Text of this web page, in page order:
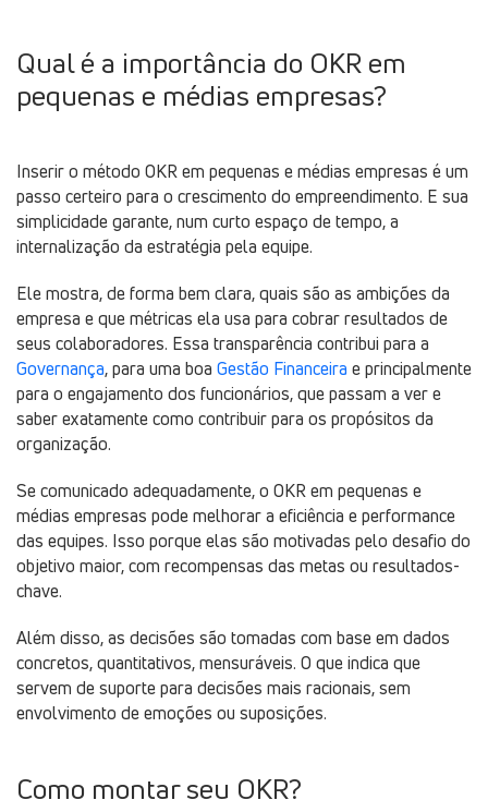
Qual é a importância do OKR em
pequenas e médias empresas?
Inserir o método OKR em pequenas e médias empresas é um
passo certeiro para o crescimento do empreendimento. E sua
simplicidade garante, num curto espaço de tempo, a
internalização da estratégia pela equipe.
Ele mostra, de forma bem clara, quais são as ambições da
empresa e que métricas ela usa para cobrar resultados de
seus colaboradores. Essa transparência contribui para a
Governança, para uma boa Gestão Financeira e principalmente
para o engajamento dos funcionários, que passam a ver e
saber exatamente como contribuir para os propósitos da
organização.
Se comunicado adequadamente, o OKR em pequenas e
médias empresas pode melhorar a eficiência e performance
das equipes. Isso porque elas são motivadas pelo desafio do
objetivo maior, com recompensas das metas ou resultados-
chave.
Além disso, as decisões são tomadas com base em dados
concretos, quantitativos, mensuráveis. O que indica que
servem de suporte para decisões mais racionais, sem
envolvimento de emoções ou suposições.
Como montar seu OKR?